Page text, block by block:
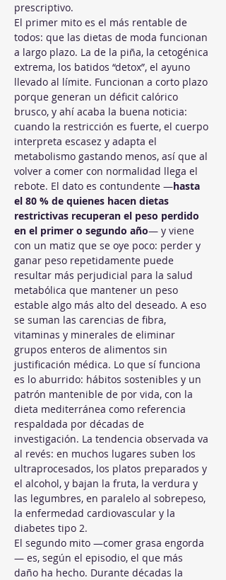
prescriptivo.
El primer mito es el más rentable de
todos: que las dietas de moda funcionan
a largo plazo. La de la piña, la cetogénica
extrema, los batidos “detox”, el ayuno
llevado al límite. Funcionan a corto plazo
porque generan un déficit calórico
brusco, y ahí acaba la buena noticia:
cuando la restricción es fuerte, el cuerpo
interpreta escasez y adapta el
metabolismo gastando menos, así que al
volver a comer con normalidad llega el
rebote. El dato es contundente —hasta
el 80 % de quienes hacen dietas
restrictivas recuperan el peso perdido
en el primer o segundo año— y viene
con un matiz que se oye poco: perder y
ganar peso repetidamente puede
resultar más perjudicial para la salud
metabólica que mantener un peso
estable algo más alto del deseado. A eso
se suman las carencias de fibra,
vitaminas y minerales de eliminar
grupos enteros de alimentos sin
justificación médica. Lo que sí funciona
es lo aburrido: hábitos sostenibles y un
patrón mantenible de por vida, con la
dieta mediterránea como referencia
respaldada por décadas de
investigación. La tendencia observada va
al revés: en muchos lugares suben los
ultraprocesados, los platos preparados y
el alcohol, y bajan la fruta, la verdura y
las legumbres, en paralelo al sobrepeso,
la enfermedad cardiovascular y la
diabetes tipo 2.
El segundo mito —comer grasa engorda
— es, según el episodio, el que más
daño ha hecho. Durante décadas la